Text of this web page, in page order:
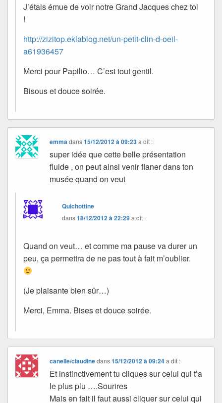
J’étais émue de voir notre Grand Jacques chez toi
!
http://zizitop.eklablog.net/un-petit-clin-d-oeil-
a61936457
Merci pour Papilio… C’est tout gentil.
Bisous et douce soirée.
emmadans15/12/2012 à 09:23 a dit :
super idée que cette belle présentation
fluide , on peut ainsi venir flaner dans ton
musée quand on veut
Quichottine
dans18/12/2012 à 22:29a dit :
Quand on veut… et comme ma pause va durer un
peu, ça permettra de ne pas tout à fait m’oublier.
(Je plaisante bien sûr…)
Merci, Emma. Bises et douce soirée.
canelle/claudinedans15/12/2012 à 09:24 a dit :
Et instinctivement tu cliques sur celui qui t’a
le plus plu ….Sourires
Mais en fait il faut aussi cliquer sur celui qui